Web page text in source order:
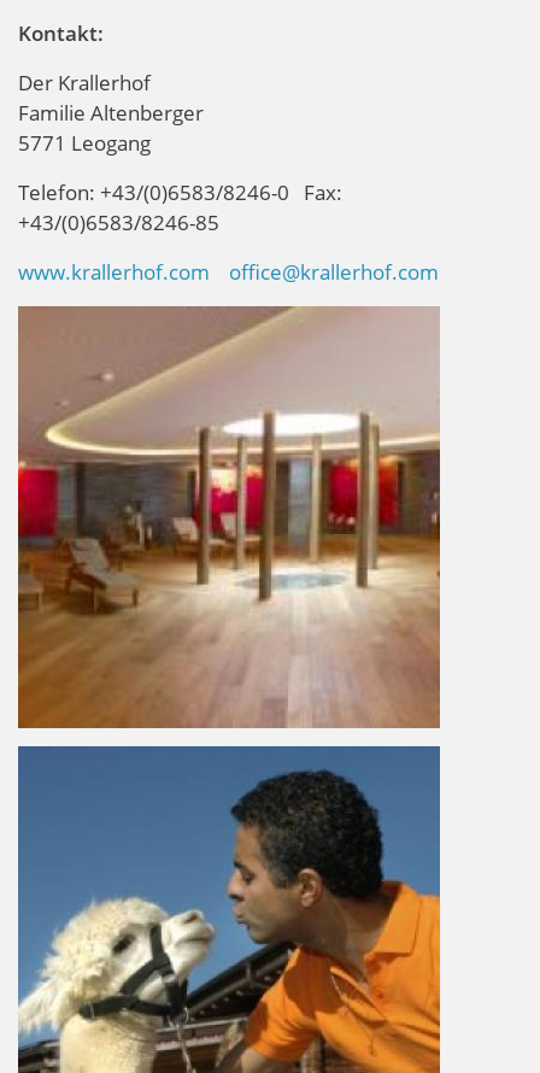
Kontakt:
Der Krallerhof
Familie Altenberger
5771 Leogang
Telefon: +43/(0)6583/8246-0 Fax:
+43/(0)6583/8246-85
www.krallerhof.com
office@krallerhof.com